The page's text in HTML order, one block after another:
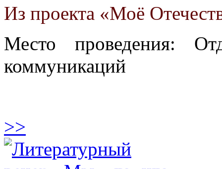
Из проекта «Моё
Место проведения:
коммуникаций
>>